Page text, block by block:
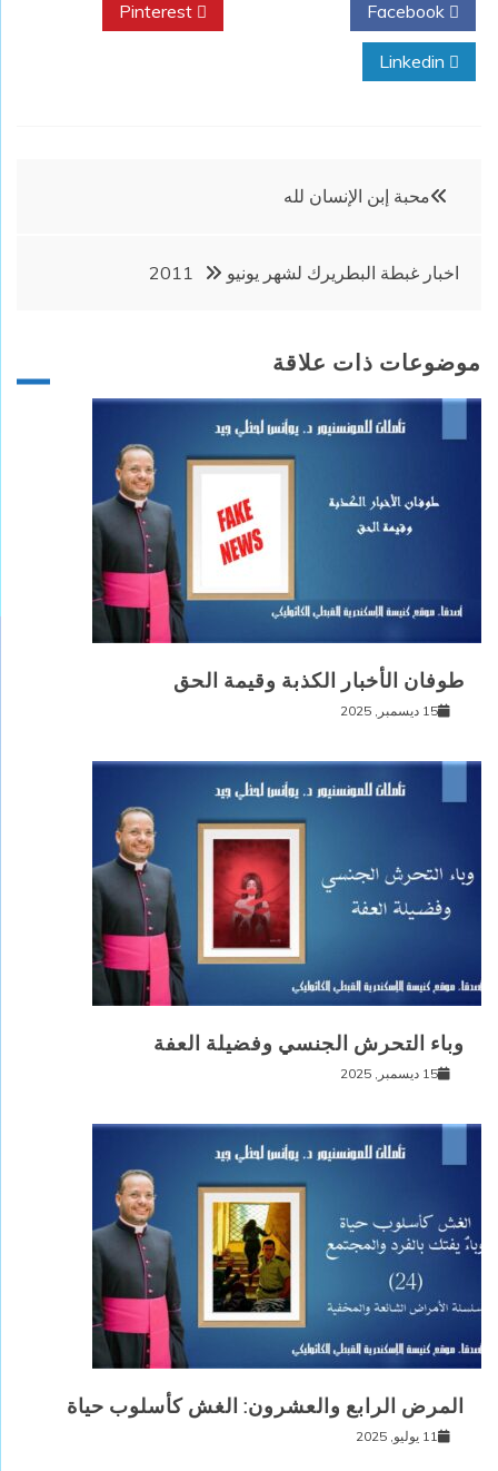
تصفّح
محبة إبن الإنسان لله
اخبار غبطة البطريرك لشهر يونيو 2011
موضوعات ذات علاقة
طوفان الأخبار الكذبة وقيمة الحق
15 ديسمبر, 2025
وباء التحرش الجنسي وفضيلة العفة
15 ديسمبر, 2025
المرض الرابع والعشرون: الغش كأسلوب حياة
11 يوليو, 2025